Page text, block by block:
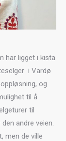
har ligget i kista
i Vardø
og
til å
til
andre veien.
men de ville